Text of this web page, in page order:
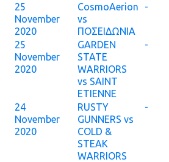
25
November
2020
CosmoAerion
vs
ΠΟΣΕΙΔΩΝΙΑ
-
25
November
2020
GARDEN
STATE
WARRIORS
vs SAINT
ETIENNE
-
24
November
2020
RUSTY
GUNNERS vs
COLD &
STEAK
WARRIORS
-